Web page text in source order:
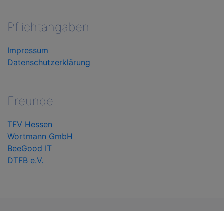
Pflichtangaben
Impressum
Datenschutzerklärung
Freunde
TFV Hessen
Wortmann GmbH
BeeGood IT
DTFB e.V.